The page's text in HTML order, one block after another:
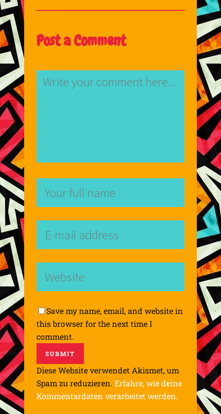
Post a Comment
Save my name, email, and website in
this browser for the next time I
comment.
Diese Website verwendet Akismet, um
Spam zu reduzieren. Erfahre, wie deine
Kommentardaten verarbeitet werden.